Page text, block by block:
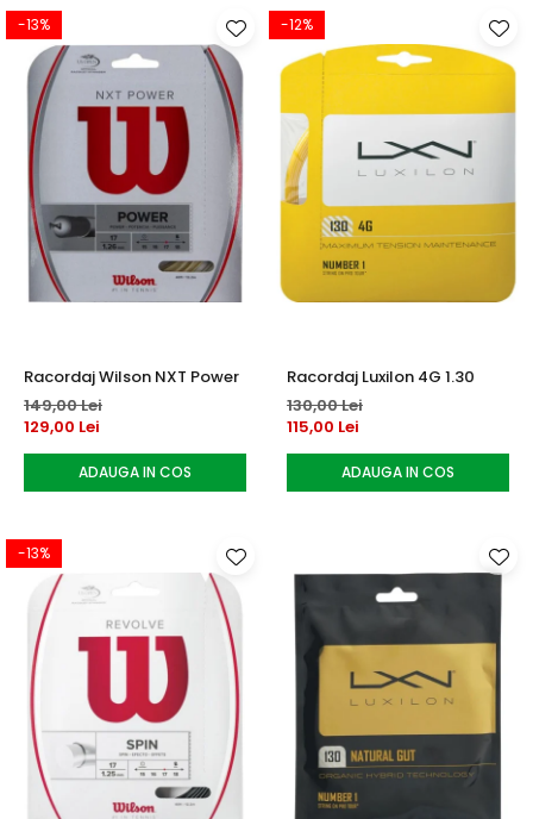
-13%
Racordaj Wilson NXT Power
149,00 Lei
129,00 Lei
ADAUGA IN COS
-12%
Racordaj Luxilon 4G 1.30
130,00 Lei
115,00 Lei
ADAUGA IN COS
-13%